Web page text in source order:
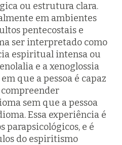
ou estrutura clara.
em ambientes
pentecostais e
ser interpretado como
espiritual intensa ou
e a xenoglossia
que a pessoa é capaz
sem que a pessoa
Essa experiência é
parapsicológicos, e é
do espiritismo